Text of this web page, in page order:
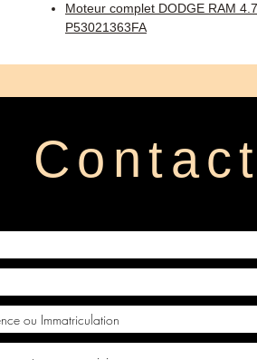
Moteur complet DODGE RAM 4.7
P53021363FA
Contact